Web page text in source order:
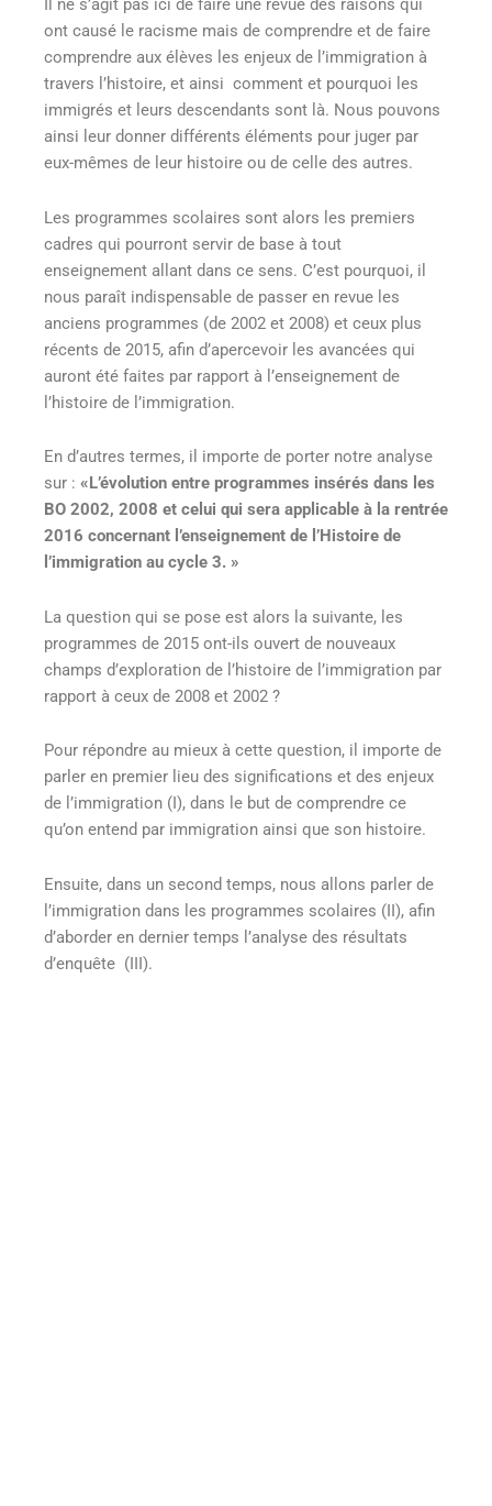
Il ne s’agit pas ici de faire une revue des raisons qui
ont causé le racisme mais de comprendre et de faire
comprendre aux élèves les enjeux de l’immigration à
travers l’histoire, et ainsi comment et pourquoi les
immigrés et leurs descendants sont là. Nous pouvons
ainsi leur donner différents éléments pour juger par
eux-mêmes de leur histoire ou de celle des autres.
Les programmes scolaires sont alors les premiers
cadres qui pourront servir de base à tout
enseignement allant dans ce sens. C’est pourquoi, il
nous paraît indispensable de passer en revue les
anciens programmes (de 2002 et 2008) et ceux plus
récents de 2015, afin d’apercevoir les avancées qui
auront été faites par rapport à l’enseignement de
l’histoire de l’immigration.
En d’autres termes, il importe de porter notre analyse
sur : «L’évolution entre programmes insérés dans les
BO 2002, 2008 et celui qui sera applicable à la rentrée
2016 concernant l’enseignement de l’Histoire de
l’immigration au cycle 3. »
La question qui se pose est alors la suivante, les
programmes de 2015 ont-ils ouvert de nouveaux
champs d’exploration de l’histoire de l’immigration par
rapport à ceux de 2008 et 2002 ?
Pour répondre au mieux à cette question, il importe de
parler en premier lieu des significations et des enjeux
de l’immigration (I), dans le but de comprendre ce
qu’on entend par immigration ainsi que son histoire.
Ensuite, dans un second temps, nous allons parler de
l’immigration dans les programmes scolaires (II), afin
d’aborder en dernier temps l’analyse des résultats
d’enquête (III).